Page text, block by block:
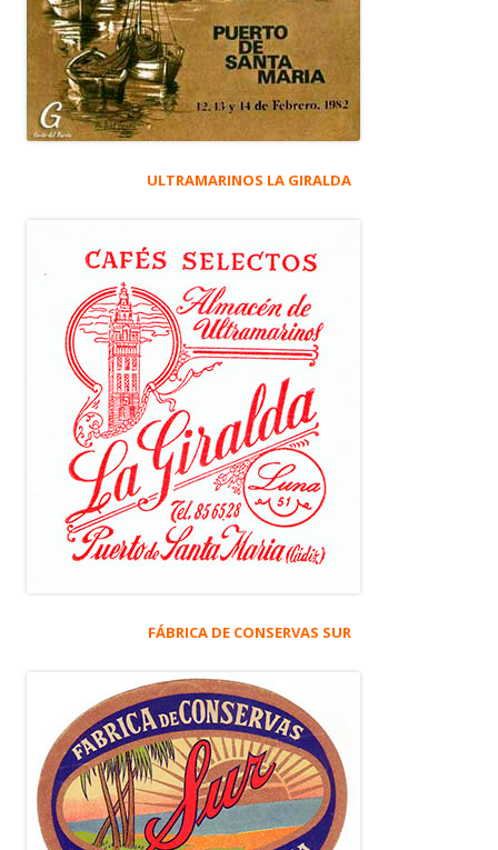
ULTRAMARINOS LA GIRALDA
FÁBRICA DE CONSERVAS SUR